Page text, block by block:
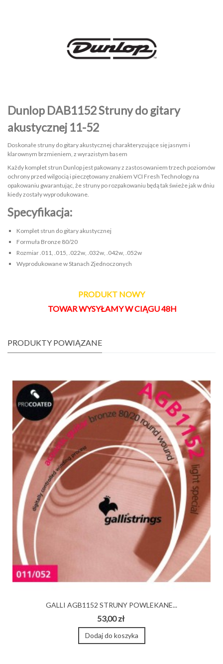
Dunlop DAB1152 Struny do gitary
akustycznej 11-52
Doskonałe struny do gitary akustycznej charakteryzujące się jasnym i
klarownym brzmieniem, z wyrazistym basem
Każdy komplet strun Dunlop jest pakowany z zastosowaniem trzech poziomów
ochrony przed wilgocią i pieczętowany znakiem VCI Fresh Technology na
opakowaniu gwarantując, że struny po rozpakowaniu będą tak świeże jak w dniu
kiedy zostały wyprodukowane.
Specyfikacja:
Komplet strun do gitary akustycznej
Formuła Bronze 80/20
Rozmiar .011, .015, .022w, .032w, .042w, .052w
Wyprodukowane w Stanach Zjednoczonych
PRODUKT NOWY
TOWAR WYSYŁAMY W CIĄGU 48H
PRODUKTY POWIĄZANE
GALLI AGB1152 STRUNY POWLEKANE...
53,00 zł
Dodaj do koszyka